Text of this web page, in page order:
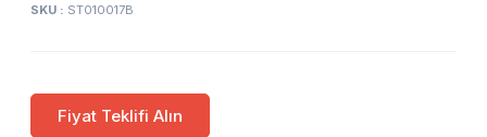
SKU : ST010017B
Fiyat Teklifi Alın